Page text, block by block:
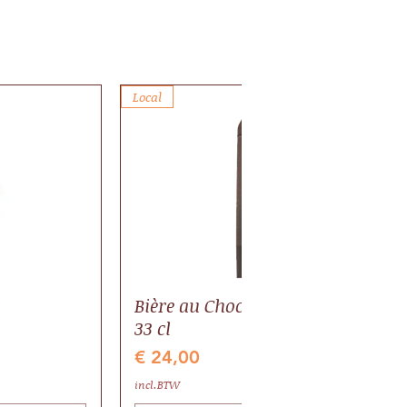
Local
Bière au Chocolat BIO, pack 6
33 cl
Prijs
€ 24,00
incl.BTW